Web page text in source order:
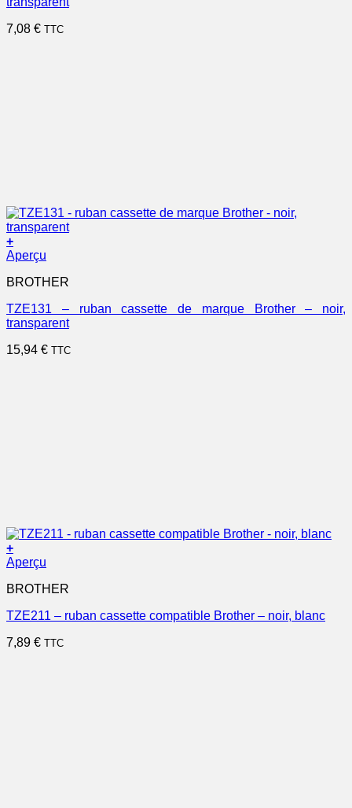
7,08 € TTC
+
Aperçu
BROTHER
TZE131 – ruban cassette de marque Brother – noir,
transparent
15,94 € TTC
+
Aperçu
BROTHER
TZE211 – ruban cassette compatible Brother – noir, blanc
7,89 € TTC